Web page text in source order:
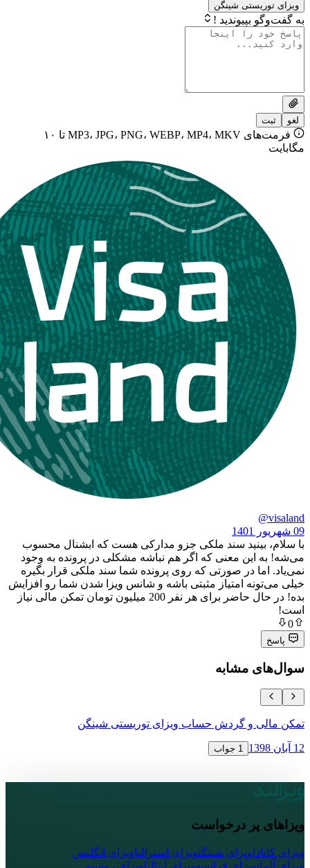
شینگن
!
فرمت‌های MP3، JPG، PNG، WEBP، MP4، MKV تا ۱۰
سند ملکی جزو مدارکی هست که ابشنال محسوب
معنی که اگر هم نباشه مشکلی در پرونده به وجود
در صورتی که روی پرونده شما سند ملکی قرار بگیره
امتیاز مثبتی باشه و شانس ویزا شدن شما رو افزایش
بده! در حال حاضر برای هر نفر 200 میلیون تومان تمکن مالی نیاز
مشابه
و گردش حساب ویزای توریستی شینگن
پر درخواست
ویزای شینگنویزای استرالیا ویزای انگلیس
ویزای فرانسه ویزای ایتالیاویزای روسیه